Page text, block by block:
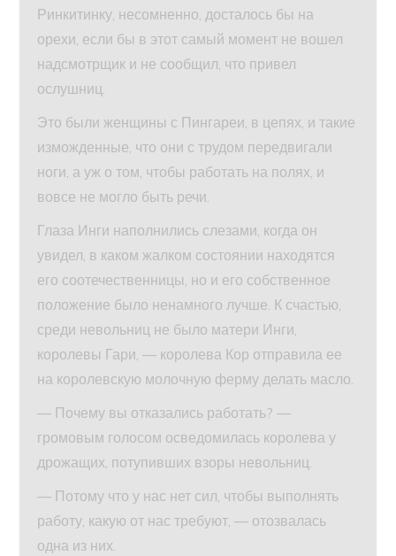
Ринкитинку, несомненно, досталось бы на
орехи, если бы в этот самый момент не вошел
надсмотрщик и не сообщил, что привел
ослушниц.
Это были женщины с Пингареи, в цепях, и такие
изможденные, что они с трудом передвигали
ноги, а уж о том, чтобы работать на полях, и
вовсе не могло быть речи.
Глаза Инги наполнились слезами, когда он
увидел, в каком жалком состоянии находятся
его соотечественницы, но и его собственное
положение было ненамного лучше. К счастью,
среди невольниц не было матери Инги,
королевы Гари, — королева Кор отправила ее
на королевскую молочную ферму делать масло.
— Почему вы отказались работать? —
громовым голосом осведомилась королева у
дрожащих, потупивших взоры невольниц.
— Потому что у нас нет сил, чтобы выполнять
работу, какую от нас требуют, — отозвалась
одна из них.